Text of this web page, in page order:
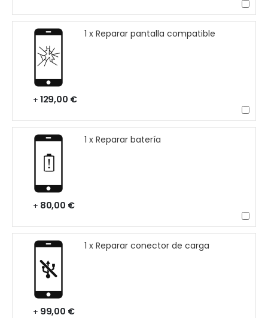
1 x Reparar pantalla compatible
+ 129,00 €
1 x Reparar batería
+ 80,00 €
1 x Reparar conector de carga
+ 99,00 €